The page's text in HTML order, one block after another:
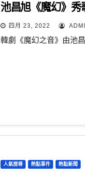
池昌旭《魔幻》
四月 23, 2022
韓劇《魔幻之音》由池
人氣搜尋 熱點事件 熱點新聞